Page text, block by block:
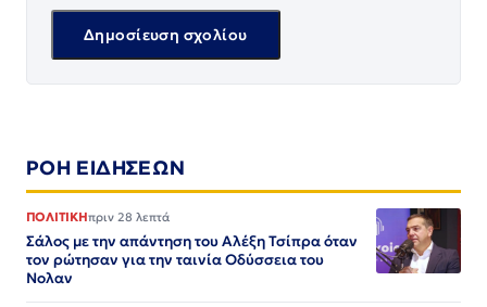
ΡΟΗ ΕΙΔΗΣΕΩΝ
ΠΟΛΙΤΙΚΗπριν 28 λεπτά
Σάλος με την απάντηση του Αλέξη Τσίπρα όταν
τον ρώτησαν για την ταινία Οδύσσεια του
Νολαν